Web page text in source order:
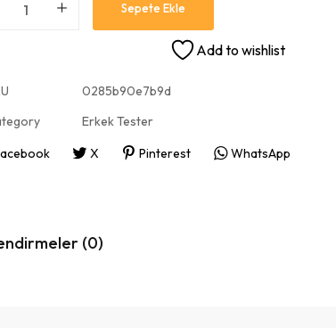
Sepete Ekle
Add to wishlist
0285b90e7b9d
Erkek Tester
X Pinterest WhatsApp
(0)